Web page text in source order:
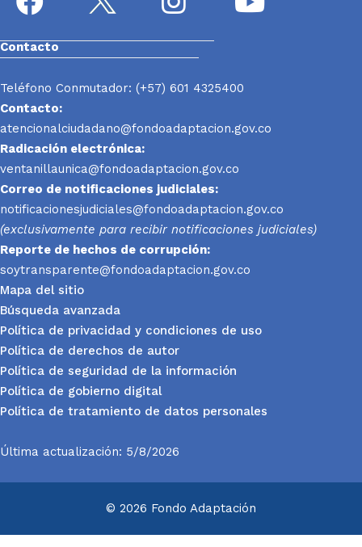
Contacto
Teléfono Conmutador: (+57) 601 4325400
Contacto:
atencionalciudadano@fondoadaptacion.gov.co
Radicación electrónica:
ventanillaunica@fondoadaptacion.gov.co
Correo de notificaciones judiciales:
notificacionesjudiciales@fondoadaptacion.gov.co
(exclusivamente para recibir notificaciones judiciales)
Reporte de hechos de corrupción:
soytransparente@fondoadaptacion.gov.co
Mapa del sitio
Búsqueda avanzada
Política de privacidad y condiciones de uso
Política de derechos de autor
Política de seguridad de la información
Política de gobierno digital
Política de tratamiento de datos personales
Última actualización: 5/8/2026
© 2026 Fondo Adaptación